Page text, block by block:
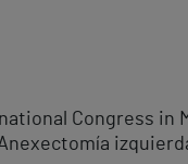
Congress in